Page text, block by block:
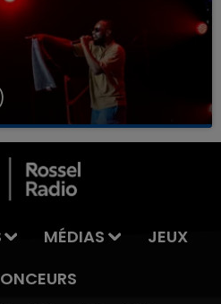
MÉDIAS
JEUX